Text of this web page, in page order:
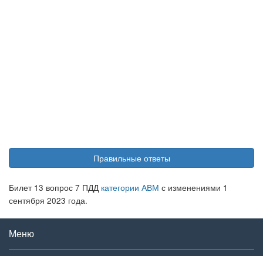
Правильные ответы
Билет 13 вопрос 7 ПДД категории АВМ с изменениями 1
сентября 2023 года.
Меню